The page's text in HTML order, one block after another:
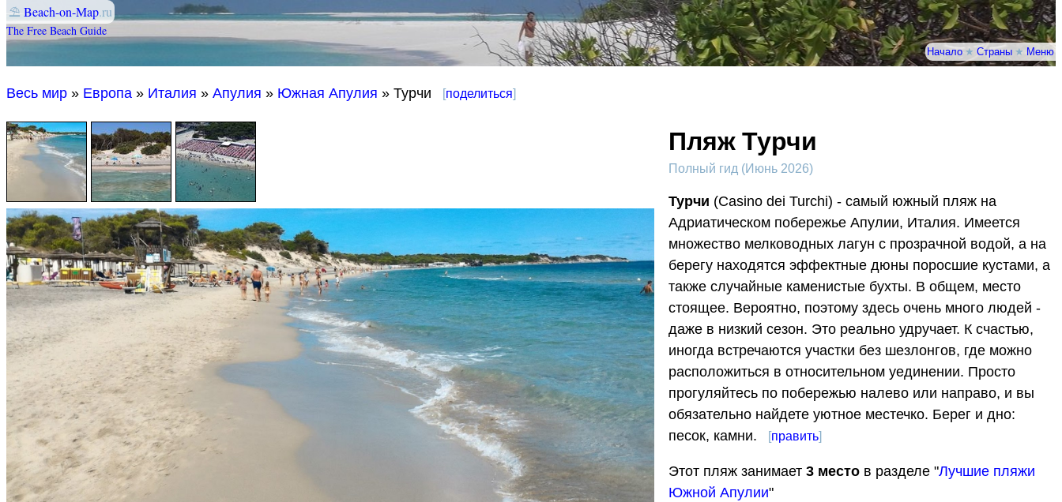
⛱ Beach-on-Map.ru
The Free Beach Guide
Начало★ Страны ★ Меню
Весь мир » Европа » Италия » Апулия » Южная Апулия » Турчи [поделиться]
Пляж Турчи
Полный гид (Июнь 2026)
Турчи (Casino dei Turchi) - самый южный пляж на
Адриатическом побережье Апулии, Италия. Имеется
множество мелководных лагун с прозрачной водой, а на
берегу находятся эффектные дюны поросшие кустами, а
также случайные каменистые бухты. В общем, место
стоящее. Вероятно, поэтому здесь очень много людей -
даже в низкий сезон. Это реально удручает. К счастью,
иногда встречаются участки без шезлонгов, где можно
расположиться в относительном уединении. Просто
прогуляйтесь по побережью налево или направо, и вы
обязательно найдете уютное местечко. Берег и дно:
песок, камни.
[править]
Этот пляж занимает 3местов разделе "Лучшие пляжи
Южной Апулии"